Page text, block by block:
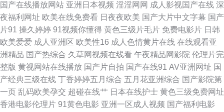
图 色色社区影视 AV男天堂 另类女同 91免费 蜜臀91中文 91福利精选 韩国无
码三级片a 婷婷午夜剧场 超碰国产99 欧美日韩另类亚洲 国产成人午夜福利
香蕉视讯 国产美女网站 在线肛交 国产精选9191 四虎影院最新地址 超碰啪啪
啪 欧美性爱网络 91巨炮 日本一品大道 大香蕉a 日本三级黄级黄艳 成人柠檬
导航 日本黄页视频 99超碰最新地址 麻豆AV影院 宅女好色图 韩国亚洲色 五
国产在线播放网站 亚洲日本视频 淫淫网网 成人影视国产在线 深
夜福利网址 欧美在线免费看 日夜夜欧美 国产大片中文字幕 国产
片91 操久婷婷 91视频你懂得 黄色三级片毛片 免费电影片 日韩
欧美爱爱 成人亚洲区 欧美性16 成人色情黄片在线 在线观看亚
洲精品 国产热综合 久草网视频在线看 午夜精品网影院 伦理片完
整版 黄视网站在线播放 国产片自拍 国产在线91 AV亚洲网址 国
产经典三级在线 丁香婷婷五月综合 五月花亚洲综合 国产影院第
一页 乱码欧美孕交 超碰在线艹 日本在线护士 黄色三级免费网址
香港电影伦理片 91黄色电影 亚洲一区成人视频 国产福利电影